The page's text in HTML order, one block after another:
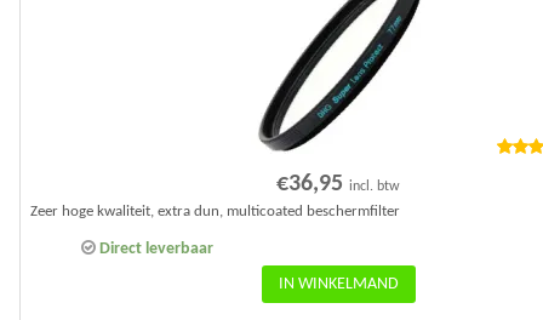
€36,95 incl. btw
Direct leverbaar
Zeer hoge kwaliteit, extra dun, multicoated beschermfilter
IN WINKELMAND